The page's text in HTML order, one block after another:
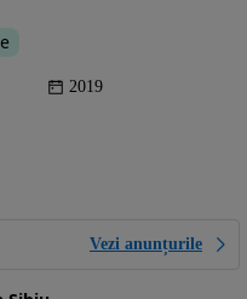
2019
Vezi anunțurile